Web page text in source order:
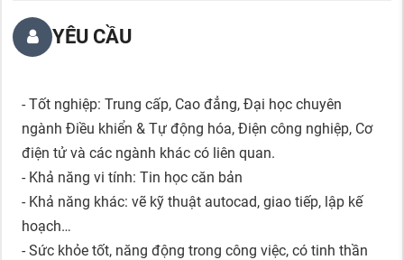
YÊU CẦU
- Tốt nghiệp: Trung cấp, Cao đẳng, Đại học chuyên
ngành Điều khiển & Tự động hóa, Điện công nghiệp, Cơ
điện tử và các ngành khác có liên quan.
- Khả năng vi tính: Tin học căn bản
- Khả năng khác: vẽ kỹ thuật autocad, giao tiếp, lập kế
hoạch…
- Sức khỏe tốt, năng động trong công việc, có tinh thần